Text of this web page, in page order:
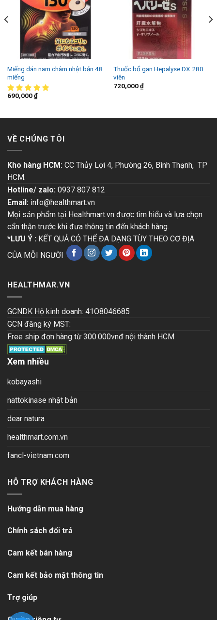
Miếng dán nam châm nhật bản 48
miếng
690,000₫
Thuốc bổ gan Hepalyse DX 280
viên
720,000₫
VỀ CHÚNG TÔI
Kho hàng HCM: CC Thủy Lợi 4, Phường 26, Bình Thạnh, TP
HCM.
Hotline/ zalo: 0937 807 812
Email: info@healthmart.vn
Mọi sản phẩm tại Healthmart.vn được tìm hiểu và lựa chọn
cẩn thận trước khi đưa thông tin đến khách hàng.
*LƯU Ý : KẾT QUẢ CÓ THỂ ĐA DẠNG TÙY THEO CƠ ĐỊA
CỦA MỖI NGƯỜI
HEALTHMAR.VN
GCNDK Hộ kinh doanh: 41O8046685
GCN đăng ký MST:
Free ship đơn hàng từ 300.000vnđ nội thành HCM
Xem nhiều
kobayashi
nattokinase nhật bản
dear natura
healthmart.com.vn
fancl-vietnam.com
HỖ TRỢ KHÁCH HÀNG
Hướng dẫn mua hàng
Chính sách đổi trả
Cam kết bán hàng
Cam kết bảo mật thông tin
Trợ giúp